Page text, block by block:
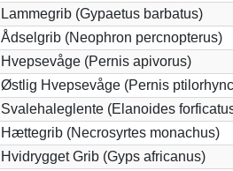
Lammegrib (Gypaetus barbatus)
Ådselgrib (Neophron percnopterus)
Hvepsevåge (Pernis apivorus)
Østlig Hvepsevåge (Pernis
Svalehaleglente (Elanoides
Hættegrib (Necrosyrtes monachus)
Hvidrygget Grib (Gyps africanus)